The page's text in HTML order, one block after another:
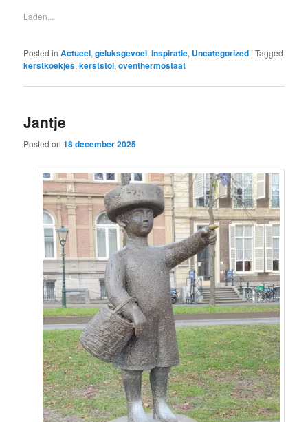
Laden...
Posted in Actueel,geluksgevoel,inspiratie, Uncategorized |Tagged
kerstkoekjes,kerststol,oventhermostaat
Jantje
Posted on18 december 2025